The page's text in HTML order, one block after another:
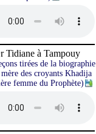
Tidiane à Tampouy
tirées de la biographie
des croyants Khadija
femme du Prophète)